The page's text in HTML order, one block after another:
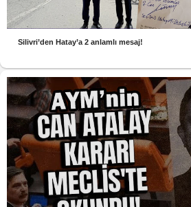
Silivri’den Hatay’a 2 anlamlı mesaj!